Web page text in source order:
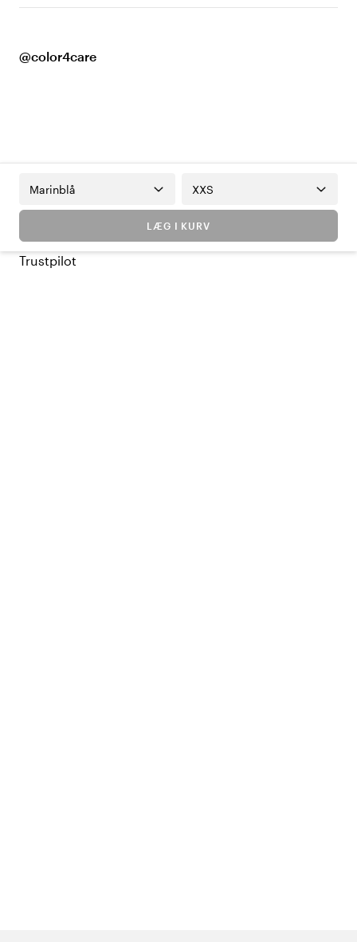
@color4care
Marinblå XXS
LÆG I KURV
Trustpilot